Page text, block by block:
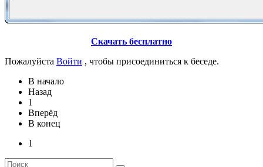
Скачать бесплатно
Пожалуйста Войти , чтобы присоединиться к беседе.
В начало
Назад
1
Вперёд
В конец
1